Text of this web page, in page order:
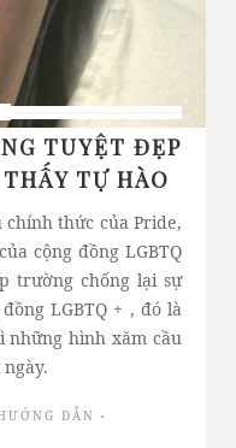
TUYỆT ĐẸP
TỰ HÀO
thức của Pride,
cộng đồng LGBTQ
trường chống lại sự
LGBTQ + , đó là
những hình xăm cầu
DẪN